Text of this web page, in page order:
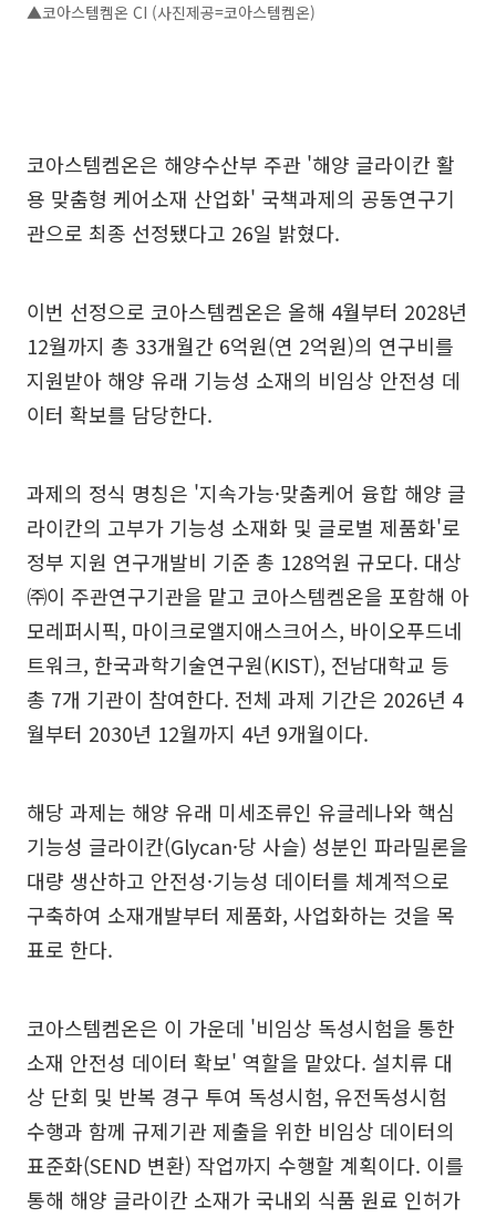
▲코아스템켐온 CI (사진제공=코아스템켐온)
코아스템켐온은 해양수산부 주관 '해양 글라이칸 활
용 맞춤형 케어소재 산업화' 국책과제의 공동연구기
관으로 최종 선정됐다고 26일 밝혔다.
이번 선정으로 코아스템켐온은 올해 4월부터 2028년
12월까지 총 33개월간 6억원(연 2억원)의 연구비를
지원받아 해양 유래 기능성 소재의 비임상 안전성 데
이터 확보를 담당한다.
과제의 정식 명칭은 '지속가능·맞춤케어 융합 해양 글
라이칸의 고부가 기능성 소재화 및 글로벌 제품화'로
정부 지원 연구개발비 기준 총 128억원 규모다. 대상
㈜이 주관연구기관을 맡고 코아스템켐온을 포함해 아
모레퍼시픽, 마이크로앨지애스크어스, 바이오푸드네
트워크, 한국과학기술연구원(KIST), 전남대학교 등
총 7개 기관이 참여한다. 전체 과제 기간은 2026년 4
월부터 2030년 12월까지 4년 9개월이다.
해당 과제는 해양 유래 미세조류인 유글레나와 핵심
기능성 글라이칸(Glycan·당 사슬) 성분인 파라밀론을
대량 생산하고 안전성·기능성 데이터를 체계적으로
구축하여 소재개발부터 제품화, 사업화하는 것을 목
표로 한다.
코아스템켐온은 이 가운데 '비임상 독성시험을 통한
소재 안전성 데이터 확보' 역할을 맡았다. 설치류 대
상 단회 및 반복 경구 투여 독성시험, 유전독성시험
수행과 함께 규제기관 제출을 위한 비임상 데이터의
표준화(SEND 변환) 작업까지 수행할 계획이다. 이를
통해 해양 글라이칸 소재가 국내외 식품 원료 인허가